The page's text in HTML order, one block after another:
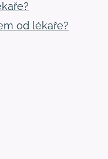
od lékaře?